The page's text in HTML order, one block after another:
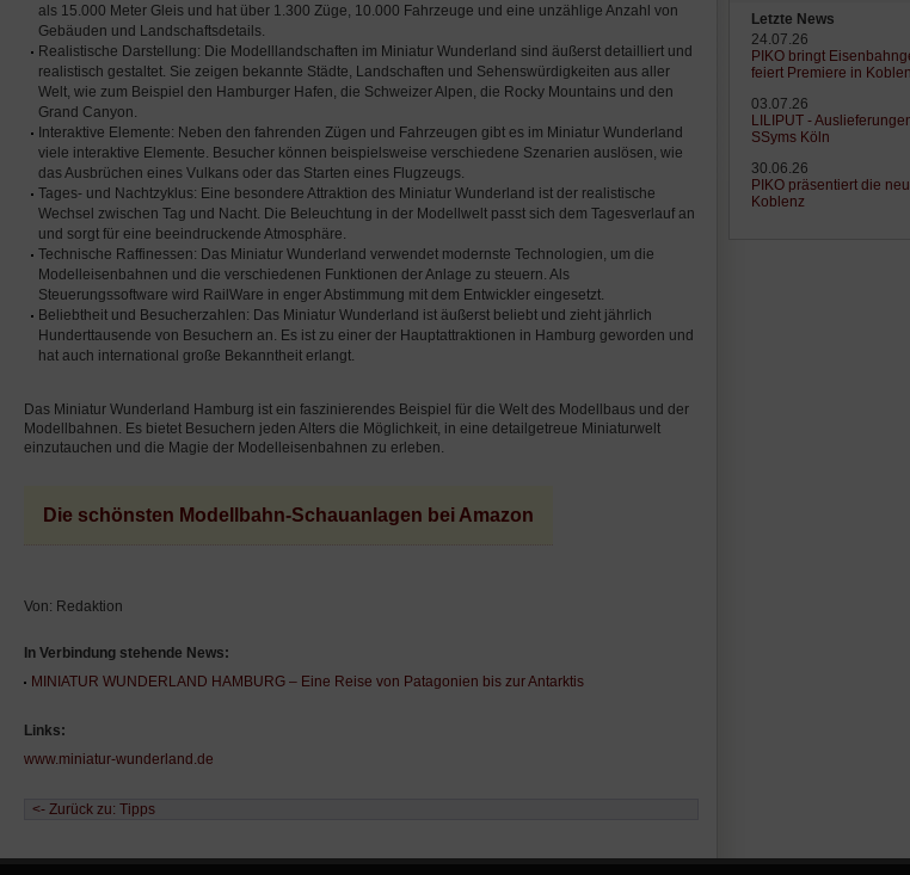
Letzte News
24.07.26
PIKO bringt
feiert Premiere in
03.07.26
LILIPUT -
SSyms Köln
30.06.26
PIKO präsentiert die
Koblenz
als 15.000 Meter Gleis und hat über 1.300 Züge, 10.000 Fahrzeuge und eine unzählige Anzahl von
Gebäuden und Landschaftsdetails.
Realistische Darstellung: Die Modelllandschaften im Miniatur Wunderland sind äußerst detailliert und
realistisch gestaltet. Sie zeigen bekannte Städte, Landschaften und Sehenswürdigkeiten aus aller
Welt, wie zum Beispiel den Hamburger Hafen, die Schweizer Alpen, die Rocky Mountains und den
Grand Canyon.
Interaktive Elemente: Neben den fahrenden Zügen und Fahrzeugen gibt es im Miniatur Wunderland
viele interaktive Elemente. Besucher können beispielsweise verschiedene Szenarien auslösen, wie
das Ausbrüchen eines Vulkans oder das Starten eines Flugzeugs.
Tages- und Nachtzyklus: Eine besondere Attraktion des Miniatur Wunderland ist der realistische
Wechsel zwischen Tag und Nacht. Die Beleuchtung in der Modellwelt passt sich dem Tagesverlauf an
und sorgt für eine beeindruckende Atmosphäre.
Technische Raffinessen: Das Miniatur Wunderland verwendet modernste Technologien, um die
Modelleisenbahnen und die verschiedenen Funktionen der Anlage zu steuern. Als
Steuerungssoftware wird RailWare in enger Abstimmung mit dem Entwickler eingesetzt.
Beliebtheit und Besucherzahlen: Das Miniatur Wunderland ist äußerst beliebt und zieht jährlich
Hunderttausende von Besuchern an. Es ist zu einer der Hauptattraktionen in Hamburg geworden und
hat auch international große Bekanntheit erlangt.
Das Miniatur Wunderland Hamburg ist ein faszinierendes Beispiel für die Welt des Modellbaus und der
Modellbahnen. Es bietet Besuchern jeden Alters die Möglichkeit, in eine detailgetreue Miniaturwelt
einzutauchen und die Magie der Modelleisenbahnen zu erleben.
Die schönsten Modellbahn-Schauanlagen bei Amazon
Von: Redaktion
In Verbindung stehende News:
MINIATUR WUNDERLAND HAMBURG – Eine Reise von Patagonien bis zur Antarktis
Links:
www.miniatur-wunderland.de
<- Zurück zu: Tipps